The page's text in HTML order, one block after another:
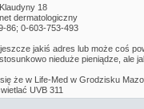
18
dermatologiczny
86; 0-603-753-493
jakiś adres lub może coś
nieduże pieniądze, ale
się że w Life-Med w Grodzisku
UVB 311